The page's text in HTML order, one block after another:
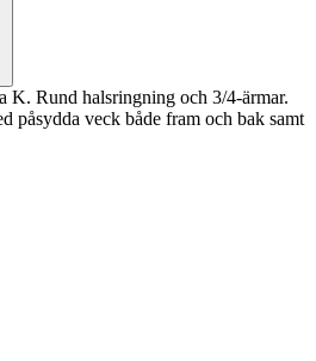
K. Rund halsringning och 3/4-ärmar.
påsydda veck både fram och bak samt